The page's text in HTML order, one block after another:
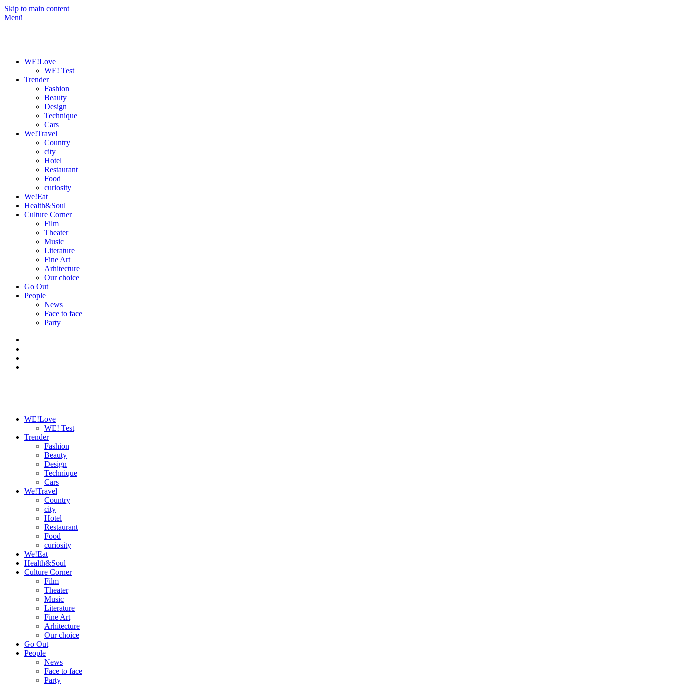
Skip to main content
Menü
WE!Love
WE! Test
Trender
Fashion
Beauty
Design
Technique
Cars
We!Travel
Country
city
Hotel
Restaurant
Food
curiosity
We!Eat
Health&Soul
Culture Corner
Film
Theater
Music
Literature
Fine Art
Arhitecture
Our choice
Go Out
People
News
Face to face
Party
WE!Love
WE! Test
Trender
Fashion
Beauty
Design
Technique
Cars
We!Travel
Country
city
Hotel
Restaurant
Food
curiosity
We!Eat
Health&Soul
Culture Corner
Film
Theater
Music
Literature
Fine Art
Arhitecture
Our choice
Go Out
People
News
Face to face
Party